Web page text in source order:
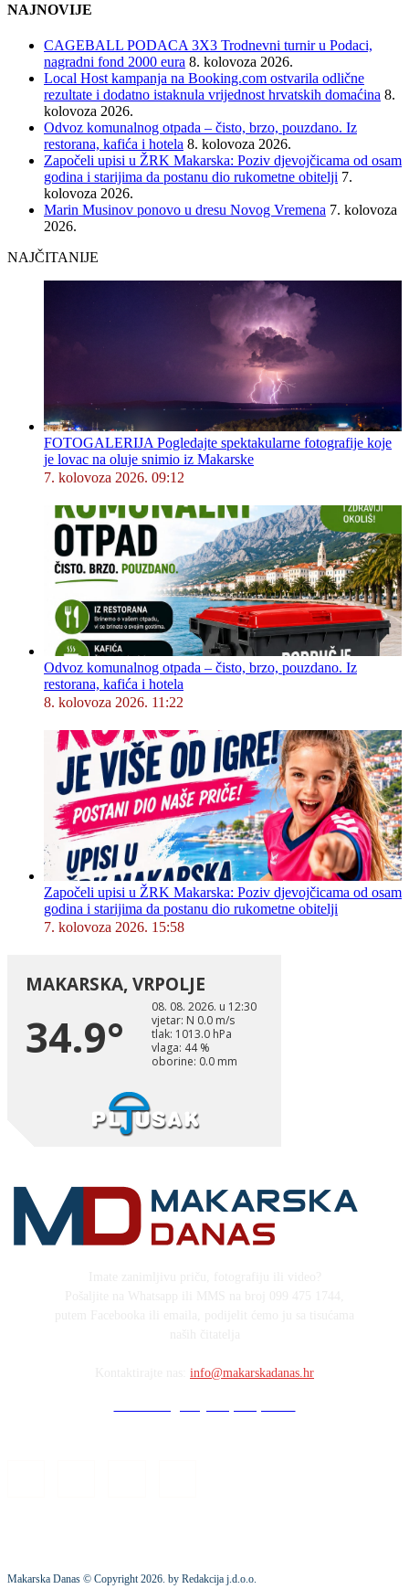
NAJNOVIJE
CAGEBALL PODACA 3X3 Trodnevni turnir u Podaci,
nagradni fond 2000 eura 8. kolovoza 2026.
Local Host kampanja na Booking.com ostvarila odlične
rezultate i dodatno istaknula vrijednost hrvatskih domaćina 8.
kolovoza 2026.
Odvoz komunalnog otpada – čisto, brzo, pouzdano. Iz
restorana, kafića i hotela 8. kolovoza 2026.
Započeli upisi u ŽRK Makarska: Poziv djevojčicama od osam
godina i starijima da postanu dio rukometne obitelji 7.
kolovoza 2026.
Marin Musinov ponovo u dresu Novog Vremena 7. kolovoza
2026.
NAJČITANIJE
FOTOGALERIJA Pogledajte spektakularne fotografije koje
je lovac na oluje snimio iz Makarske
7. kolovoza 2026. 09:12
Odvoz komunalnog otpada – čisto, brzo, pouzdano. Iz
restorana, kafića i hotela
8. kolovoza 2026. 11:22
Započeli upisi u ŽRK Makarska: Poziv djevojčicama od osam
godina i starijima da postanu dio rukometne obitelji
7. kolovoza 2026. 15:58
info@makarskadanas.hr
Makarska Danas © Copyright2026. by Redakcija j.d.o.o.